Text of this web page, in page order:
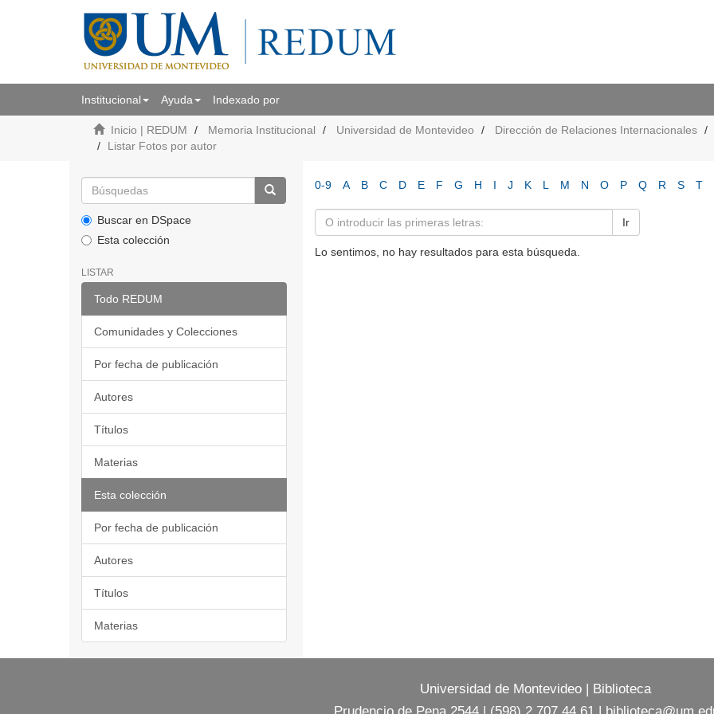
Institucional Ayuda Indexado por
Inicio | REDUM Memoria Institucional Universidad de Montevideo
Dirección de Relaciones Internacionales
Listar Fotos por autor
Buscar en DSpace
Esta colección
LISTAR
Todo REDUM
Comunidades y Colecciones
Por fecha de publicación
Autores
Títulos
Materias
Esta colección
Por fecha de publicación
Autores
Títulos
Materias
0-9 A B C D E F G H I J K L M N O P Q R S T
Ir
Lo sentimos, no hay resultados para esta búsqueda.
Universidad de Montevideo | Biblioteca